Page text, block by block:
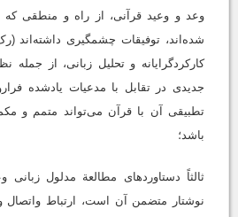
وعد و وعید قرآنی، از راه و منطقی که
کارکرد‌گرایانه و تحلیل زبانی، از جمله
جدیدی در تقابل با مدعیات يادشده
تطبیقی آن با قرآن می‌تواند متمم و
باشد؛
ثالثاً دستاوردهای مطالعة مدلول
نوشتار متضمن آن است، ارتباط واتصال